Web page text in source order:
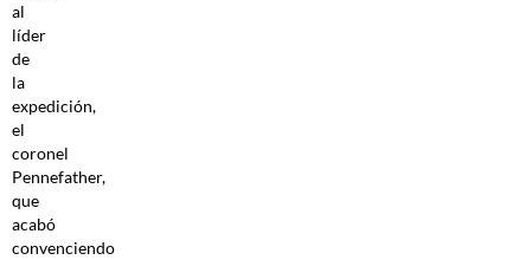
al
líder
de
la
expedición,
el
coronel
Pennefather,
que
acabó
convenciendo